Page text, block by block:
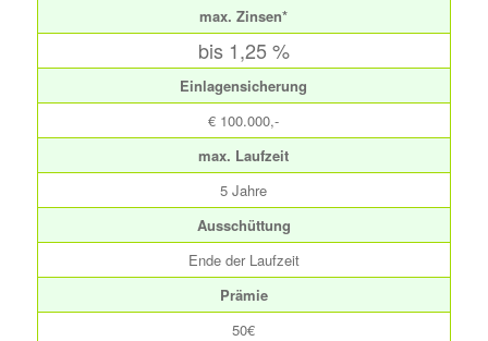
max. Zinsen*
bis 1,25 %
Einlagensicherung
€ 100.000,-
max. Laufzeit
5 Jahre
Ausschüttung
Ende der Laufzeit
Prämie
50€